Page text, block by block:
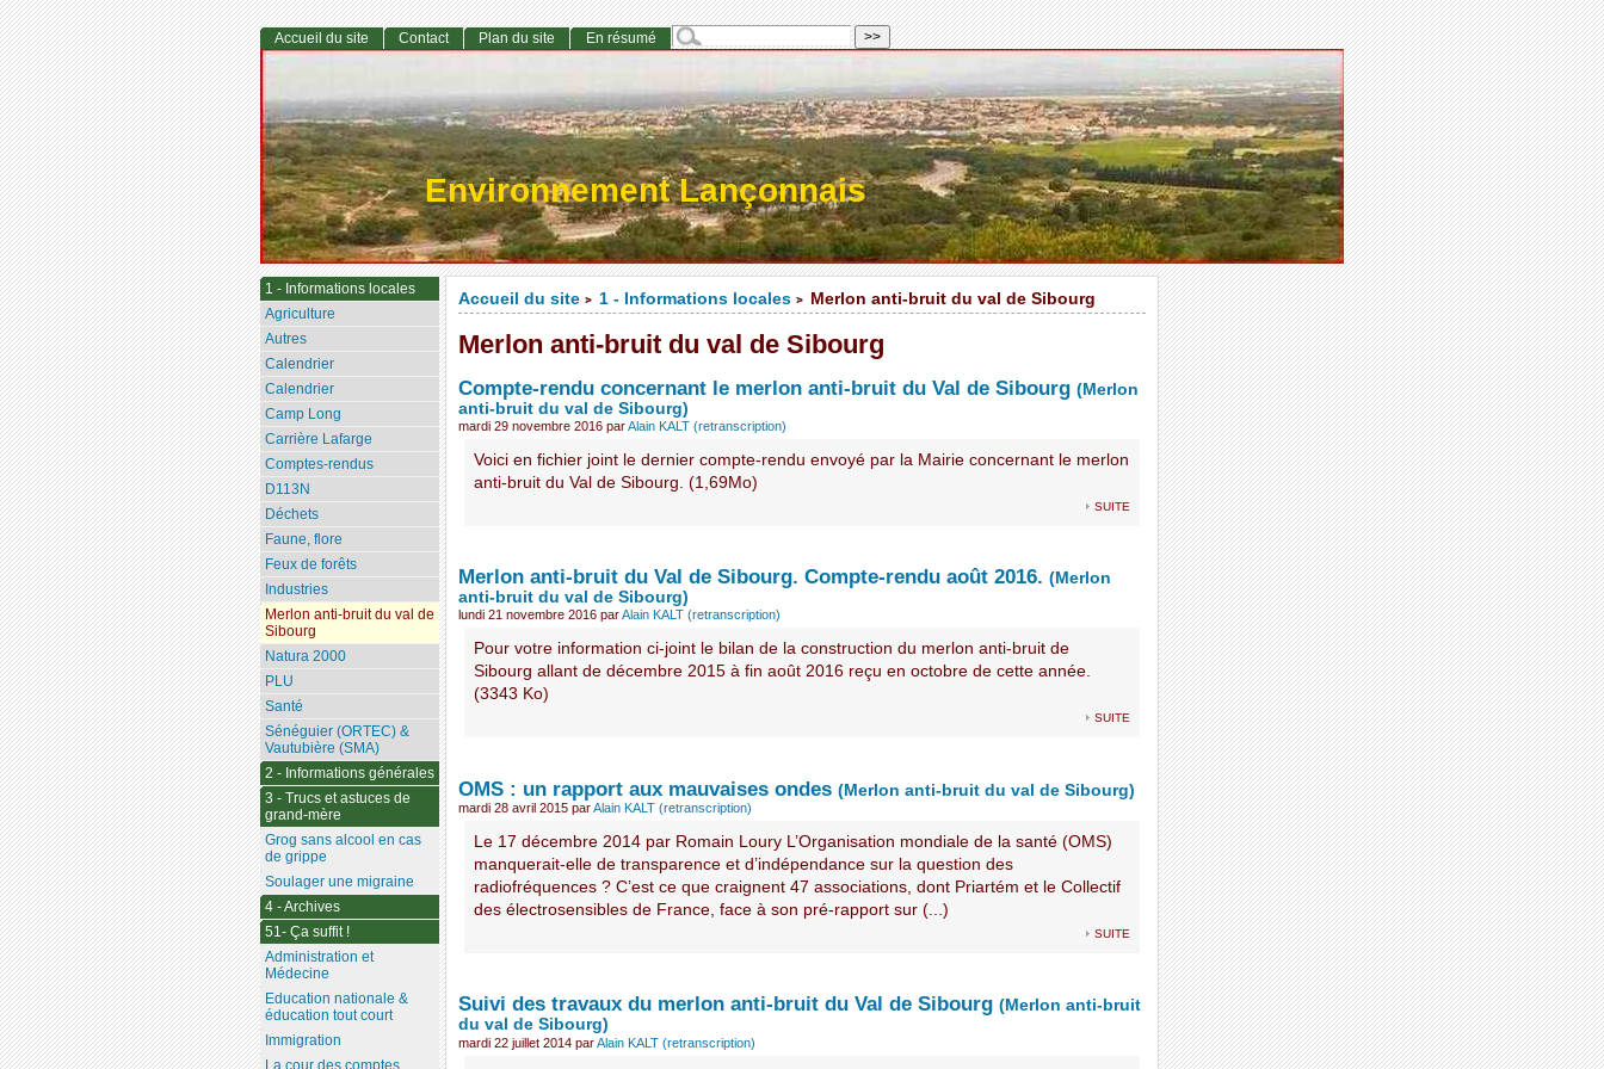
Environnement Lançonnais
Accueil du site > 1 - Informations locales > Merlon anti-bruit du val de Sibourg
Merlon anti-bruit du val de Sibourg
Compte-rendu concernant le merlon anti-bruit du Val de Sibourg (Merlon
anti-bruit du val de Sibourg)
mardi 29 novembre 2016 parAlain KALT (retranscription)
Voici en fichier joint le dernier compte-rendu envoyé par la Mairie concernant le merlon
anti-bruit du Val de Sibourg. (1,69Mo)
suite
Merlon anti-bruit du Val de Sibourg. Compte-rendu août 2016. (Merlon
anti-bruit du val de Sibourg)
lundi 21 novembre 2016 parAlain KALT (retranscription)
Pour votre information ci-joint le bilan de la construction du merlon anti-bruit de
Sibourg allant de décembre 2015 à fin août 2016 reçu en octobre de cette année.
(3343 Ko)
suite
OMS : un rapport aux mauvaises ondes (Merlon anti-bruit du val de Sibourg)
mardi 28 avril 2015 parAlain KALT (retranscription)
Le 17 décembre 2014 par Romain Loury L’Organisation mondiale de la santé (OMS)
manquerait-elle de transparence et d’indépendance sur la question des
radiofréquences ? C’est ce que craignent 47 associations, dont Priartém et le Collectif
des électrosensibles de France, face à son pré-rapport sur (...)
suite
Suivi des travaux du merlon anti-bruit du Val de Sibourg (Merlon anti-bruit
du val de Sibourg)
mardi 22 juillet 2014 parAlain KALT (retranscription)
Accueil du site Contact Plan du site En résumé
1 - Informations locales
Agriculture
Autres
Calendrier
Calendrier
Camp Long
Carrière Lafarge
Comptes-rendus
D113N
Déchets
Faune, flore
Feux de forêts
Industries
Merlon anti-bruit du val de
Sibourg
Natura 2000
PLU
Santé
Sénéguier (ORTEC) &
Vautubière (SMA)
2 - Informations générales
3 - Trucs et astuces de
grand-mère
Grog sans alcool en cas
de grippe
Soulager une migraine
4 - Archives
51- Ça suffit !
Administration et
Médecine
Education nationale &
éducation tout court
Immigration